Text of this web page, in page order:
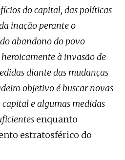
do capital, das políticas
inação perante o
abandono do povo
à invasão de
diante das mudanças
objetivo é buscar novas
e algumas medidas
enquanto
estratosférico do